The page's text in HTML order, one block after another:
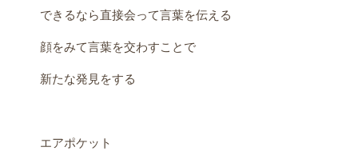
できるなら直接会って言葉を伝える
顔をみて言葉を交わすことで
新たな発見をする
エアポケット